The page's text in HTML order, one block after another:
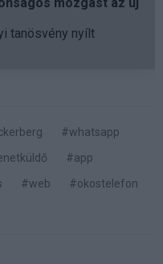
tanösvény nyílt
#whatsapp
#app
#web
#okostelefon